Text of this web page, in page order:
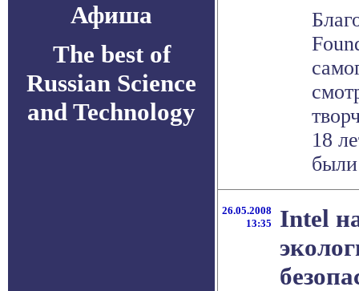
Афиша
The best of
Russian Science
and Technology
18
26.05.2008
13:35
Intel